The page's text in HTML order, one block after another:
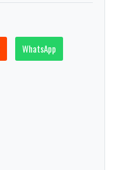
WhatsApp